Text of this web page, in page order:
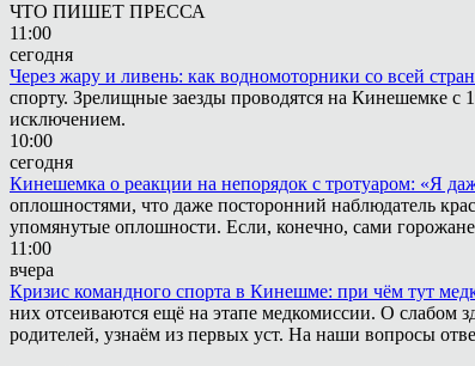
ЧТО ПИШЕТ ПРЕССА
11:00
сегодня
Через жару и ливень: как водномоторники со всей
спорту. Зрелищные заезды проводятся на Кинешемке с
исключением.
10:00
сегодня
Кинешемка о реакции на непорядок с тротуаром: «Я
оплошностями, что даже посторонний наблюдатель
упомянутые оплошности. Если, конечно, сами
11:00
вчера
Кризис командного спорта в Кинешме: при чём тут
них отсеиваются ещё на этапе медкомиссии. О слабом
родителей, узнаём из первых уст. На наши вопросы